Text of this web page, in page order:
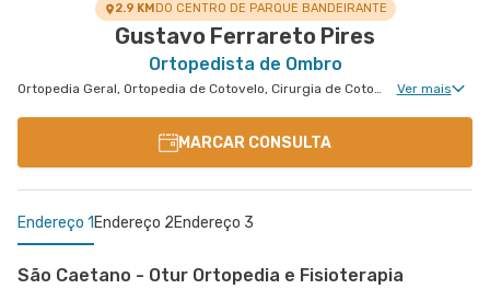
2.9 KMDO CENTRO DE PARQUE BANDEIRANTE
Gustavo Ferrareto Pires
Ortopedista de Ombro
Ortopedia Geral, Ortopedia de Cotovelo, Cirurgia de Cotovelo, Cirurgia de Ombro Ver mais
MARCAR CONSULTA
Endereço 1 Endereço 2Endereço 3
São Caetano - Otur Ortopedia e Fisioterapia